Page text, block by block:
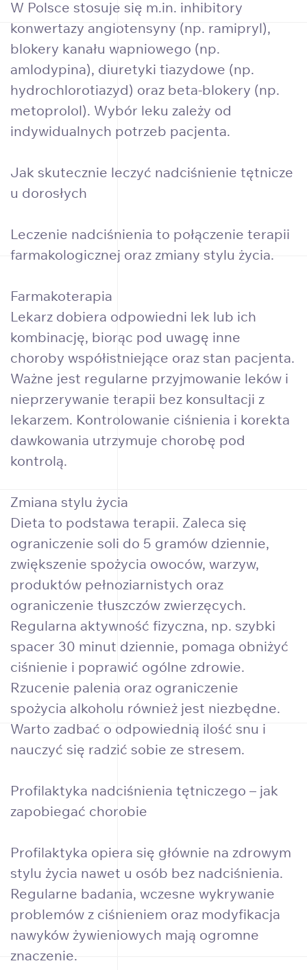
W Polsce stosuje się m.in. inhibitory
konwertazy angiotensyny (np. ramipryl),
blokery kanału wapniowego (np.
amlodypina), diuretyki tiazydowe (np.
hydrochlorotiazyd) oraz beta-blokery (np.
metoprolol). Wybór leku zależy od
indywidualnych potrzeb pacjenta.
Jak skutecznie leczyć nadciśnienie tętnicze
u dorosłych
Leczenie nadciśnienia to połączenie terapii
farmakologicznej oraz zmiany stylu życia.
Farmakoterapia
Lekarz dobiera odpowiedni lek lub ich
kombinację, biorąc pod uwagę inne
choroby współistniejące oraz stan pacjenta.
Ważne jest regularne przyjmowanie leków i
nieprzerywanie terapii bez konsultacji z
lekarzem. Kontrolowanie ciśnienia i korekta
dawkowania utrzymuje chorobę pod
kontrolą.
Zmiana stylu życia
Dieta to podstawa terapii. Zaleca się
ograniczenie soli do 5 gramów dziennie,
zwiększenie spożycia owoców, warzyw,
produktów pełnoziarnistych oraz
ograniczenie tłuszczów zwierzęcych.
Regularna aktywność fizyczna, np. szybki
spacer 30 minut dziennie, pomaga obniżyć
ciśnienie i poprawić ogólne zdrowie.
Rzucenie palenia oraz ograniczenie
spożycia alkoholu również jest niezbędne.
Warto zadbać o odpowiednią ilość snu i
nauczyć się radzić sobie ze stresem.
Profilaktyka nadciśnienia tętniczego – jak
zapobiegać chorobie
Profilaktyka opiera się głównie na zdrowym
stylu życia nawet u osób bez nadciśnienia.
Regularne badania, wczesne wykrywanie
problemów z ciśnieniem oraz modyfikacja
nawyków żywieniowych mają ogromne
znaczenie.